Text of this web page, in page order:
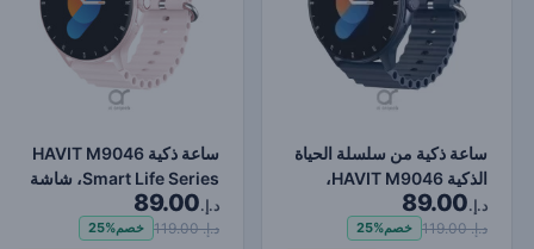
ساعة ذكية من سلسلة الحياة
الذكية HAVIT M9046،
شاشة AMOLED 1.43 ب…
د.إ.89.00
د.إ. 119.00 خصم25%
ساعة ذكية HAVIT M9046
Smart Life Series، شاشة
AMOLED 1.43 بوصة،…
د.إ.89.00
د.إ. 119.00 خصم25%